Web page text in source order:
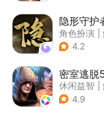
隐形守护
角色扮演
| 端游移植
4.2
休闲益智
| 密室逃脱
4.9